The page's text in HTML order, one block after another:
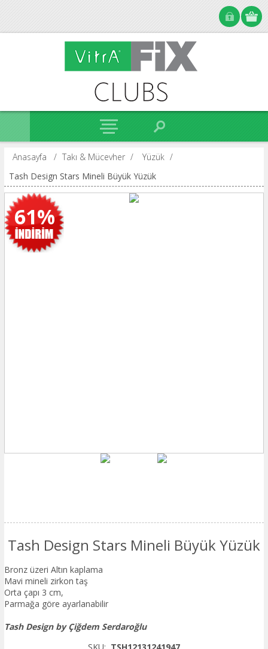
Anasayfa / Takı & Mücevher / Yüzük /
Tash Design Stars Mineli Büyük Yüzük
61%
Tash Design Stars Mineli Büyük Yüzük
Bronz üzeri Altın kaplama
Mavi mineli zirkon taş
Orta çapı 3 cm,
Parmağa göre ayarlanabilir
Tash Design by Çiğdem Serdaroğlu
SKU: TSH12131241947